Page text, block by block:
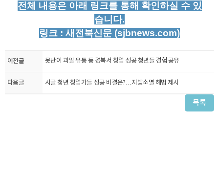
전체 내용은 아래 링크를 통해 확인하실 수 있
습니다.
링크 : 새전북신문 (sjbnews.com)
이전글 못난이 과일 유통 등 경북서 창업 성공 청년들 경험 공유
다음글 시골 청년 창업가들 성공 비결은?…지방소멸 해법 제시
목록